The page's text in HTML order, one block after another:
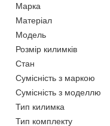
Марка
Матеріал
Модель
Розмір килимків
Стан
Сумісність з маркою
Сумісність з моделлю
Тип килимка
Тип комплекту